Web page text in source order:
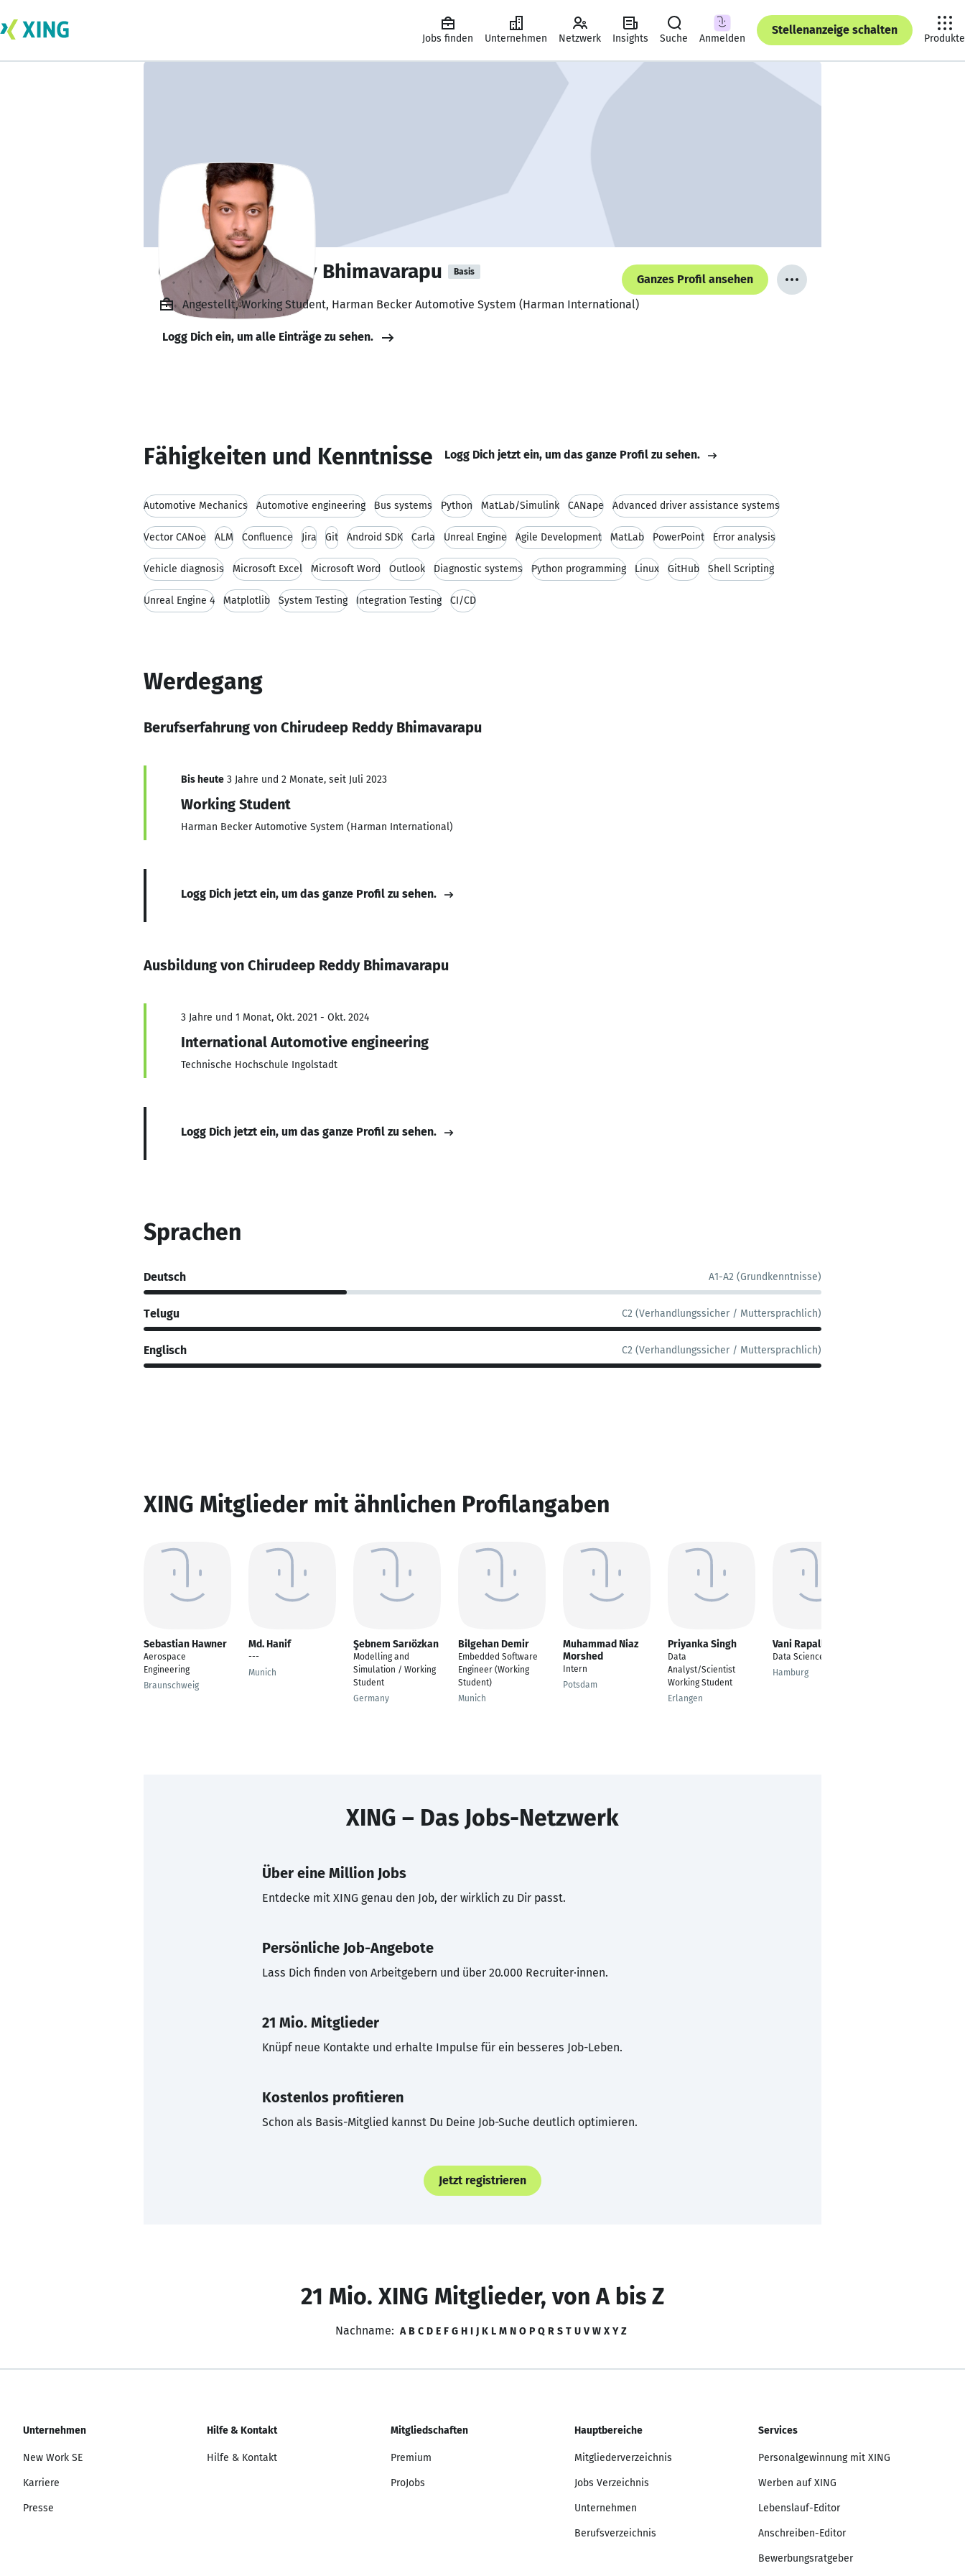
Jobs finden Unternehmen Netzwerk Insights Suche Anmelden
Stellenanzeige schalten
Produkte
Chirudeep Reddy Bhimavarapu Basis
Ganzes Profil ansehen
Angestellt, Working Student, Harman Becker Automotive System (Harman International)
Logg Dich ein, um alle Einträge zu sehen.
Fähigkeiten und Kenntnisse Logg Dich jetzt ein, um das ganze Profil zu sehen.
Automotive Mechanics Automotive engineering Bus systems Python MatLab/Simulink CANape Advanced driver assistance systems
Vector CANoe ALM Confluence Jira Git Android SDK Carla Unreal Engine Agile Development MatLab PowerPoint Error analysis
Vehicle diagnosis Microsoft Excel Microsoft Word Outlook Diagnostic systems Python programming Linux GitHub Shell Scripting
Unreal Engine 4 Matplotlib System Testing Integration Testing CI/CD
Werdegang
Berufserfahrung von Chirudeep Reddy Bhimavarapu
Bis heute 3 Jahre und 2 Monate, seit Juli 2023
Working Student
Harman Becker Automotive System (Harman International)
Logg Dich jetzt ein, um das ganze Profil zu sehen.
Ausbildung von Chirudeep Reddy Bhimavarapu
3 Jahre und 1 Monat, Okt. 2021 - Okt. 2024
International Automotive engineering
Technische Hochschule Ingolstadt
Logg Dich jetzt ein, um das ganze Profil zu sehen.
Sprachen
Deutsch A1-A2 (Grundkenntnisse)
Telugu C2 (Verhandlungssicher / Muttersprachlich)
Englisch C2 (Verhandlungssicher / Muttersprachlich)
XING Mitglieder mit ähnlichen Profilangaben
Sebastian Hawner
Aerospace
Engineering
Braunschweig
Md. Hanif
---
Munich
Şebnem Sarıözkan
Modelling and
Simulation / Working
Student
Germany
Bilgehan Demir
Embedded Software
Engineer (Working
Student)
Munich
Muhammad Niaz
Morshed
Intern
Potsdam
Priyanka Singh
Data
Analyst/Scientist
Working Student
Erlangen
Vani Rapalli
Data Science
Hamburg
XING – Das Jobs-Netzwerk
Über eine Million Jobs
Entdecke mit XING genau den Job, der wirklich zu Dir passt.
Persönliche Job-Angebote
Lass Dich finden von Arbeitgebern und über 20.000 Recruiter·innen.
21 Mio. Mitglieder
Knüpf neue Kontakte und erhalte Impulse für ein besseres Job-Leben.
Kostenlos profitieren
Schon als Basis-Mitglied kannst Du Deine Job-Suche deutlich optimieren.
Jetzt registrieren
21 Mio. XING Mitglieder, von A bis Z
Nachname: A B C D E F G H I J K L M N O P Q R S T U V W X Y Z
Unternehmen
New Work SE
Karriere
Presse
Hilfe & Kontakt
Hilfe & Kontakt
Mitgliedschaften
Premium
ProJobs
Hauptbereiche
Mitgliederverzeichnis
Jobs Verzeichnis
Unternehmen
Berufsverzeichnis
Services
Personalgewinnung mit XING
Werben auf XING
Lebenslauf-Editor
Anschreiben-Editor
Bewerbungsratgeber